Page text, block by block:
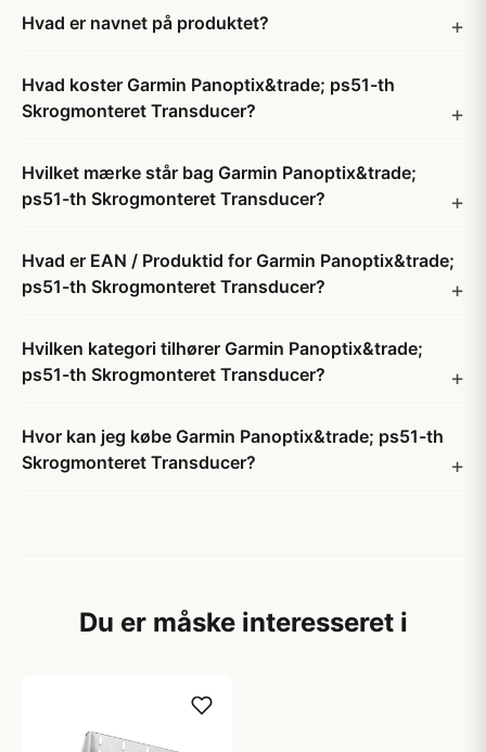
Hvad er navnet på produktet?
Hvad koster Garmin Panoptix&trade; ps51-th
Skrogmonteret Transducer?
Hvilket mærke står bag Garmin Panoptix&trade;
ps51-th Skrogmonteret Transducer?
Hvad er EAN / Produktid for Garmin Panoptix&trade;
ps51-th Skrogmonteret Transducer?
Hvilken kategori tilhører Garmin Panoptix&trade;
ps51-th Skrogmonteret Transducer?
Hvor kan jeg købe Garmin Panoptix&trade; ps51-th
Skrogmonteret Transducer?
Du er måske interesseret i